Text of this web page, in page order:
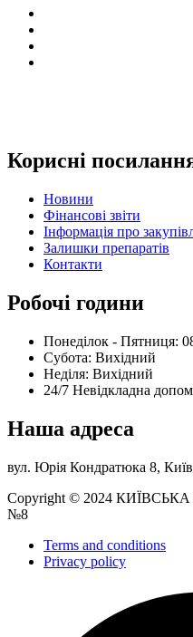
Корисні
Новини
Фінансові звіти
Інформація про
Залишки препаратів
Контакти
Робочі години
Понеділок - Пятниця:
Субота: Вихідний
Нeділя: Вихідний
24/7 Невідкладна
Наша адреса
вул. Юрія Кондратюка 8, Київ
Copyright © 2024
№8
Terms and conditions
Privacy policy